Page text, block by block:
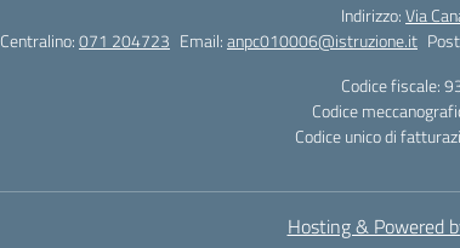
Indirizzo:Via
Centralino:071 204723 Email:anpc010006@istruzione.it
Codice fiscale:
Codice
Codice unico di
Hosting & Powered